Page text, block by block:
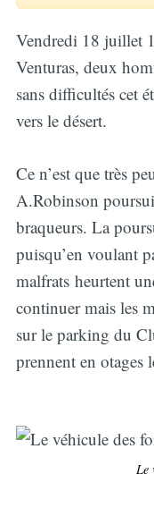
Vendredi 18 juillet
Venturas, deux
sans difficultés cet
vers le désert.
Ce n’est que très
A.Robinson
braqueurs. La
puisqu’en voulant
malfrats heurtent
continuer mais les
sur le parking du
prennent en otages
Le